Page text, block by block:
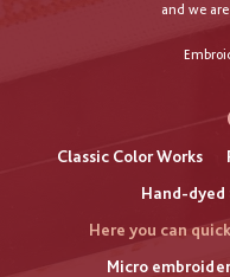
and we
Classic Color Works
Hand-dyed
Here you can
Micro